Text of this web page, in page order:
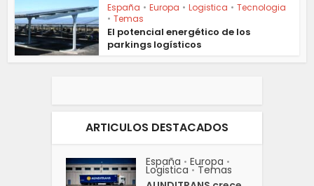
España • Europa • Logistica • Tecnologia
• Temas
El potencial energético de los
parkings logísticos
ARTICULOS DESTACADOS
España • Europa •
Logistica • Temas